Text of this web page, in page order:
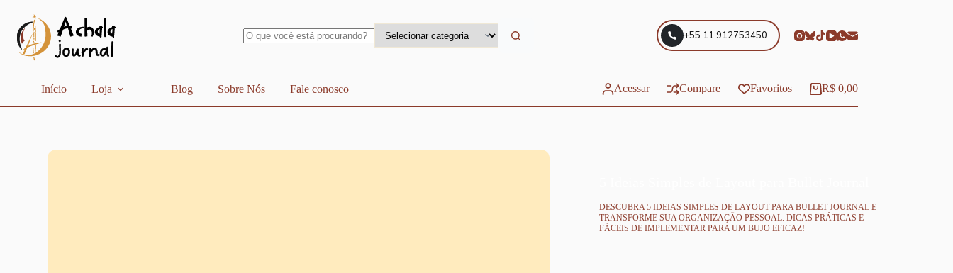
conteúdo
+55 11 912753450
Início Loja Blog Sobre Nós Fale conosco Acessar Compare Favoritos Carrinho
R$0,00
DESCUBRA 5 IDEIAS SIMPLES DE LAYOUT PARA BULLET JOURNAL E
TRANSFORME SUA ORGANIZAÇÃO PESSOAL. DICAS PRÁTICAS E
FÁCEIS DE IMPLEMENTAR PARA UM BUJO EFICAZ!